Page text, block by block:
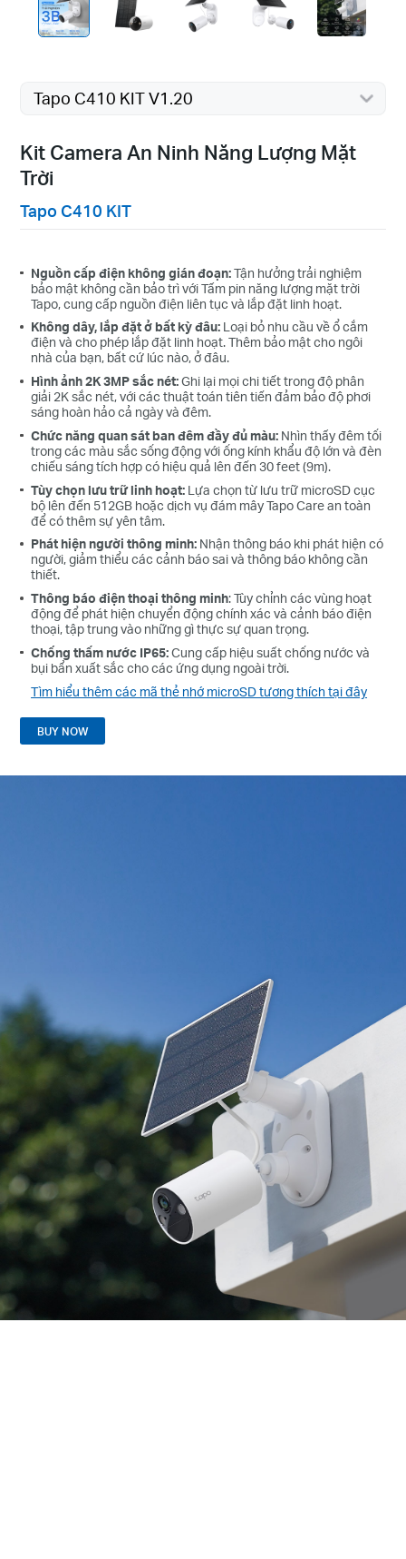
Tapo C410 KIT V1.20
Kit Camera An Ninh Năng Lượng Mặt
Trời
Tapo C410 KIT
Nguồn cấp điện không gián đoạn:Tận hưởng trải nghiệm
bảo mật không cần bảo trì với Tấm pin năng lượng mặt trời
Tapo, cung cấp nguồn điện liên tục và lắp đặt linh hoạt.
Không dây, lắp đặt ở bất kỳ đâu: Loại bỏ nhu cầu về ổ cắm
điện và cho phép lắp đặt linh hoạt. Thêm bảo mật cho ngôi
nhà của bạn, bất cứ lúc nào, ở đâu.
Hình ảnh 2K 3MP sắc nét:Ghi lại mọi chi tiết trong độ phân
giải 2K sắc nét, với các thuật toán tiên tiến đảm bảo độ phơi
sáng hoàn hảo cả ngày và đêm.
Chức năng quan sát ban đêm đầy đủ màu: Nhìn thấy đêm tối
trong các màu sắc sống động với ống kính khẩu độ lớn và đèn
chiếu sáng tích hợp có hiệu quả lên đến 30 feet (9m).
Tùy chọn lưu trữ linh hoạt: Lựa chọn từ lưu trữ microSD cục
bộ lên đến 512GB hoặc dịch vụ đám mây Tapo Care an toàn
để có thêm sự yên tâm.
Phát hiện người thông minh: Nhận thông báo khi phát hiện có
người, giảm thiểu các cảnh báo sai và thông báo không cần
thiết.
Thông báo điện thoại thông minh: Tùy chỉnh các vùng hoạt
động để phát hiện chuyển động chính xác và cảnh báo điện
thoại, tập trung vào những gì thực sự quan trọng.
Chống thấm nước IP65:Cung cấp hiệu suất chống nước và
bụi bẩn xuất sắc cho các ứng dụng ngoài trời.
Tìm hiểu thêm các mã thẻ nhớ microSD tương thích tại đây
BUY NOW